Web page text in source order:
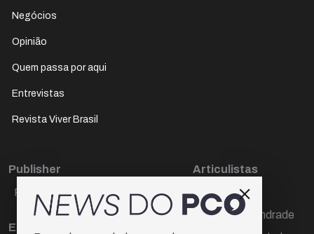
Negócios
Opinião
Quem passa por aqui
Entrevistas
Revista Viver Brasil
Publisher
Paulo Cesar de Oliveira
Editora Chefe
Articulistas
Décio Freire
Dr Marcos Andrade